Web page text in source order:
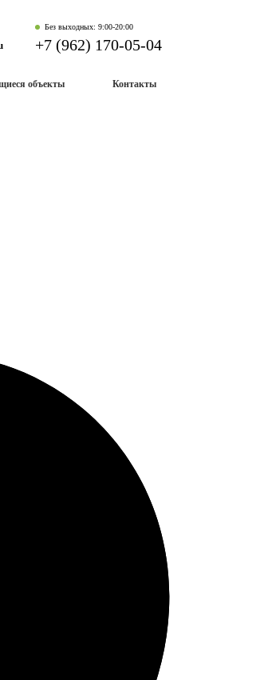
Без выходных: 9:00-20:00
+7 (962) 170-05-04
объекты Контакты